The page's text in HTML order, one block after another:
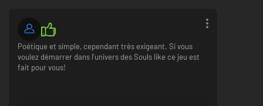
Créatures + Combat
Ashenvous conduira sur le chemin d'ennemis hostiles et de créatures
indigènes. Étudiez leur environnement, rencontrez les habitants et
Poétique et simple, cependant très exigeant. Si vous
voulez démarrer dans l'univers des Souls like ce jeu est
fait pour vous!